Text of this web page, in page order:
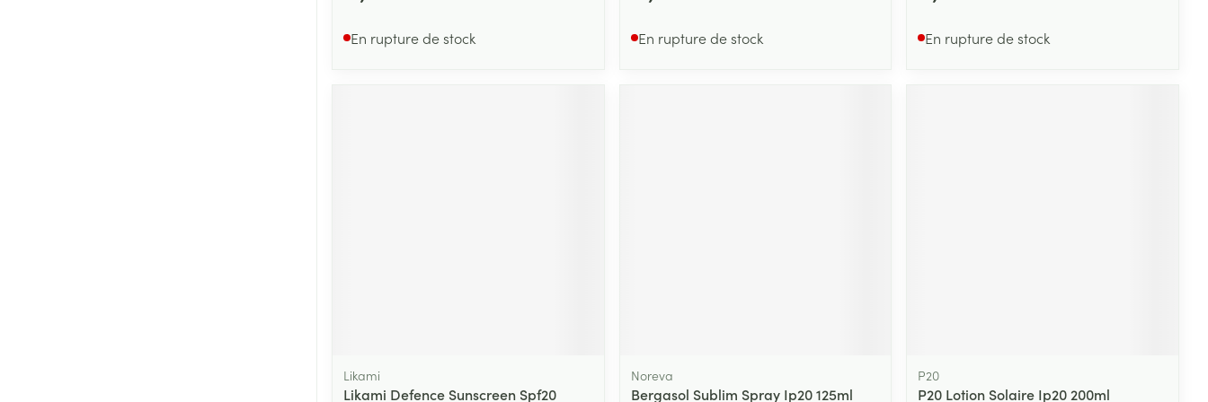
En rupture de stock En rupture de stock En rupture de stock
Likami
Likami Defence Sunscreen Spf20
Noreva
Bergasol Sublim Spray Ip20 125ml
P20
P20 Lotion Solaire Ip20 200ml